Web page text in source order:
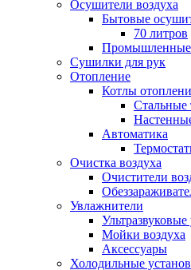
Осушители воздуха
Бытовые
70 литров
Промышленные
Сушилки для рук
Отопление
Котлы
Стальные
Автоматика
Очистка воздуха
Очистители
Увлажнители
Мойки воздуха
Аксессуары
Холодильные